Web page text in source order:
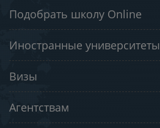
Подобрать школу Online
Иностранные университеты
Визы
Агентствам